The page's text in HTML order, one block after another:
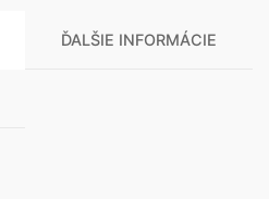
ĎALŠIE INFORMÁCIE